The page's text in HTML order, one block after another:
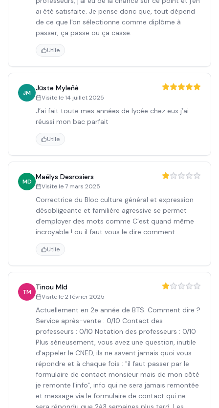
ai été satisfaite. Je pense donc que, tout dépend
de ce que l'on sélectionne comme diplôme à
passer, ça passe ou ça casse.
Utile
JM
Jūste Myleñè
Visite le14 juillet 2025
J’ai fait toute mes années de lycée chez eux j’ai
réussi mon bac parfait
Utile
MD
Maëlys Desrosiers
Visite le7 mars 2025
Correctrice du Bloc culture général et expression
désobligeante et familière agressive se permet
d'employer des mots comme C’est quand même
incroyable ! ou il faut vous le dire comment
Utile
TM
Tinou Mld
Visite le2 février 2025
Actuellement en 2e année de BTS. Comment dire ?
Service après-vente : 0/10 Contact des
professeurs : 0/10 Notation des professeurs : 0/10
Plus sérieusement, vous avez une question, inutile
d'appeler le CNED, ils ne savent jamais quoi vous
répondre et à chaque fois : "il faut passer par le
formulaire de contact monsieur mais de mon côté
je remonte l'info", info qui ne sera jamais remontée
et message via le formulaire de contact qui ne